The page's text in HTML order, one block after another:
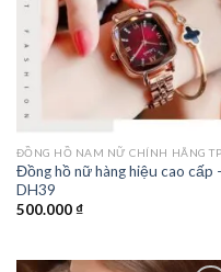
Đồng hồ nữ hàng hiệu cao cấp
DH39
500.000₫